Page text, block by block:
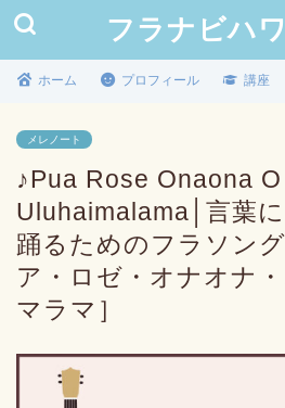
フラナビハ
ホーム プロフィール 講座
メレノート
♪Pua Rose Onaona O
Uluhaimalama│言葉
踊るためのフラソン
ア・ロゼ・オナオナ
マラマ］